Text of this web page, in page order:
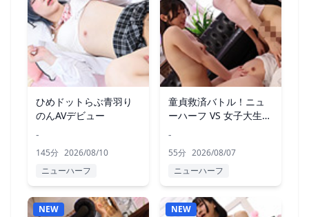
ひめドットらぶ青羽り
のんAVデビュー
-
145分 2026/08/10
ニューハーフ
童貞救済バトル！ニュ
ーハーフ VS 女子大生
-
55分 2026/08/07
ニューハーフ
NEW NEW